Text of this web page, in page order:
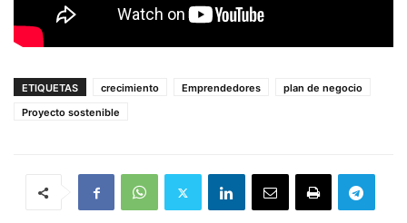
ETIQUETAS crecimiento Emprendedores
plan de negocio
Proyecto sostenible